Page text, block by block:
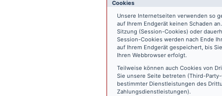
Cookies
Unsere Internetseiten verwenden so
auf Ihrem Endgerät keinen Schaden
Sitzung (Session-Cookies) oder
Session-Cookies werden nach Ende
auf Ihrem Endgerät gespeichert, bis
Ihren Webbrowser erfolgt.
Teilweise können auch Cookies von
Sie unsere Seite betreten (Third-
bestimmter Dienstleistungen des
Zahlungsdienstleistungen).